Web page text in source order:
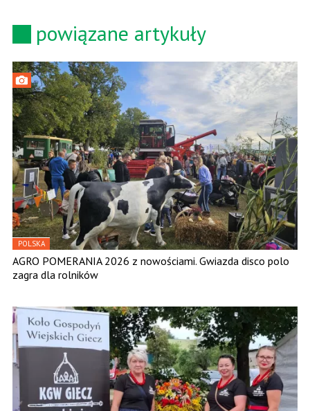
powiązane artykuły
POLSKA
AGRO POMERANIA 2026 z nowościami. Gwiazda disco polo
zagra dla rolników